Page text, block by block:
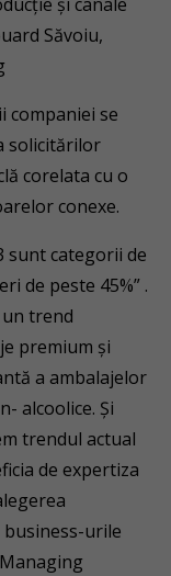
Săvoiu,
se
solicitărilor
corelata cu o
conexe.
sunt categorii de
de peste 45%” .
un trend
premium și
a ambalajelor
alcoolice. Și
trendul actual
de expertiza
urile